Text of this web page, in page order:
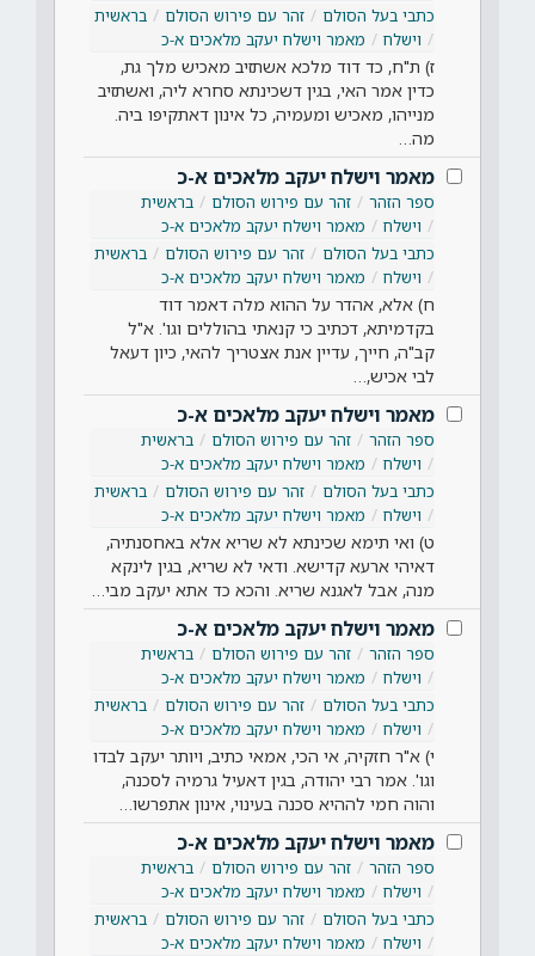
כתבי בעל הסולם
זהר עם פירוש הסולם
בראשית
וישלח
מאמר וישלח יעקב מלאכים א-כ
ז) ת"ח, כד דוד מלכא אשתזיב מאכיש מלך גת,
כדין אמר האי, בגין דשכינתא סחרא ליה, ואשתזיב
מנייהו, מאכיש ומעמיה, כל אינון דאתקיפו ביה.
מה…
מאמר וישלח יעקב מלאכים א-כ
ספר הזהר זהר עם פירוש הסולם
בראשית
וישלח
מאמר וישלח יעקב מלאכים א-כ
כתבי בעל הסולם
זהר עם פירוש הסולם
בראשית
וישלח
מאמר וישלח יעקב מלאכים א-כ
ח) אלא, אהדר על ההוא מלה דאמר דוד
בקדמיתא, דכתיב כי קנאתי בהוללים וגו'. א"ל
קב"ה, חייך, עדיין אנת אצטריך להאי, כיון דעאל
לבי אכיש,…
מאמר וישלח יעקב מלאכים א-כ
ספר הזהר זהר עם פירוש הסולם
בראשית
וישלח
מאמר וישלח יעקב מלאכים א-כ
כתבי בעל הסולם
זהר עם פירוש הסולם
בראשית
וישלח
מאמר וישלח יעקב מלאכים א-כ
ט) ואי תימא שכינתא לא שריא אלא באחסנתיה,
דאיהי ארעא קדישא. ודאי לא שריא, בגין לינקא
מנה, אבל לאגנא שריא. והכא כד אתא יעקב מבי…
מאמר וישלח יעקב מלאכים א-כ
ספר הזהר זהר עם פירוש הסולם
בראשית
וישלח
מאמר וישלח יעקב מלאכים א-כ
כתבי בעל הסולם
זהר עם פירוש הסולם
בראשית
וישלח
מאמר וישלח יעקב מלאכים א-כ
י) א"ר חזקיה, אי הכי, אמאי כתיב, ויותר יעקב לבדו
וגו'. אמר רבי יהודה, בגין דאעיל גרמיה לסכנה,
והוה חמי לההיא סכנה בעינוי, אינון אתפרשו…
מאמר וישלח יעקב מלאכים א-כ
ספר הזהר זהר עם פירוש הסולם
בראשית
וישלח
מאמר וישלח יעקב מלאכים א-כ
כתבי בעל הסולם
זהר עם פירוש הסולם
בראשית
וישלח
מאמר וישלח יעקב מלאכים א-כ